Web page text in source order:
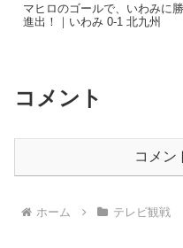
マヒロのゴールで、いわみに
進出！｜いわみ 0-1 北九州
コメント
コメン
ホーム テレビ観戦